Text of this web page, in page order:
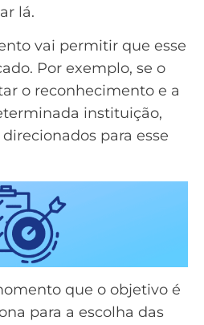
lá.
vai permitir que esse
Por exemplo, se o
o reconhecimento e a
instituição,
para esse
que o objetivo é
para a escolha das